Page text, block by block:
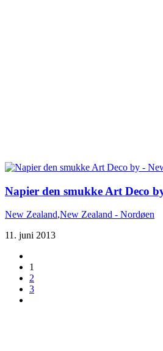
Napier den smukke Art Deco
New Zealand,New Zealand - Nordøen
11. juni 2013
1
2
3